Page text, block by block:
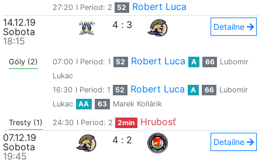
27:20 I Period: 2 52
Robert Luca
14.12.19
Sobota
18:15
4 : 3 Detailne
Góly (2) 07:00 I Period: 1 52 Robert Luca A 66
Lubomir
Lukac
16:30 I Period: 1 52 Robert Luca A 66
Lubomir
Lukac
AA 63 Marek Kollárik
Tresty (1) 24:30 I Period: 2 2min
Hrubosť
07.12.19
Sobota
19:45
4 : 2 Detailne